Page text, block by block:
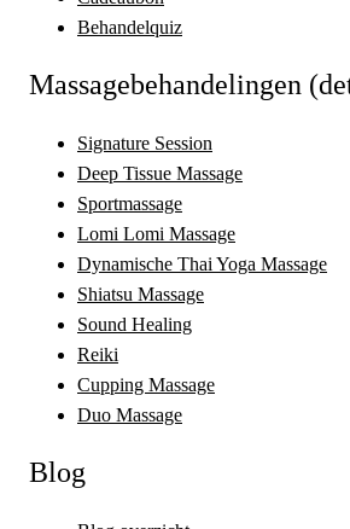
Behandelquiz
Massagebehandelingen
Signature Session
Deep Tissue Massage
Sportmassage
Lomi Lomi Massage
Dynamische Thai Yoga Massage
Shiatsu Massage
Sound Healing
Reiki
Cupping Massage
Duo Massage
Blog